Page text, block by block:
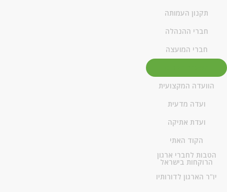
תקנון העמותה
חברי ההנהלה
חברי המועצה
הוועדה המקצועית
ועדה מדעית
ועדת אתיקה
הקוד האתי
הטבות לחברי ארגון
הרוקחות בישראל
יו"ר הארגון לדורותיו